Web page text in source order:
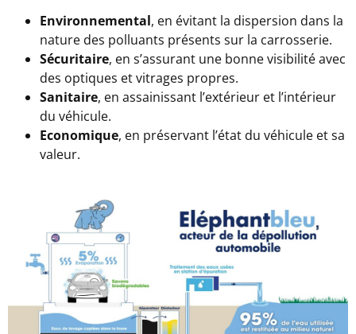
Environnemental, en évitant la dispersion dans la
nature des polluants présents sur la carrosserie.
Sécuritaire, en s’assurant une bonne visibilité avec
des optiques et vitrages propres.
Sanitaire, en assainissant l’extérieur et l’intérieur
du véhicule.
Economique, en préservant l’état du véhicule et sa
valeur.